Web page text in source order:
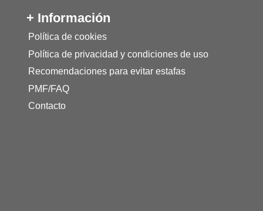
+ Información
Política de cookies
Política de privacidad y condiciones de uso
Recomendaciones para evitar estafas
PMF/FAQ
Contacto